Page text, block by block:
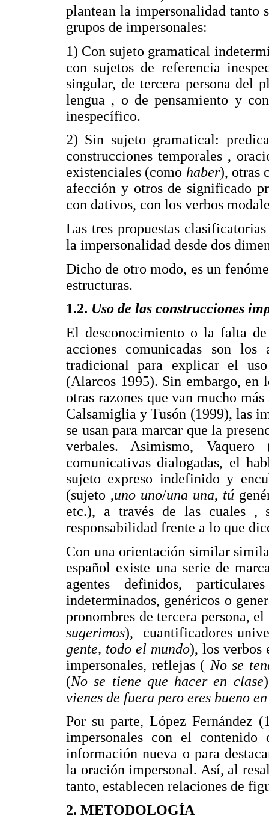
plantean la impersonalidad
grupos de impersonales:
1) Con sujeto gramatical
con sujetos de referencia
singular, de tercera persona del
lengua , o de pensamiento y
inespecífico.
2) Sin sujeto gramatical:
construcciones temporales ,
existenciales (como haber), otras
afección y otros de significado
con dativos, con los verbos
Las tres propuestas
la impersonalidad desde dos
Dicho de otro modo, es un
estructuras.
1.2. Uso de las construcciones
El desconocimiento o la falta
acciones comunicadas son los
tradicional para explicar el
(Alarcos 1995). Sin embargo, en
otras razones que van mucho
Calsamiglia y Tusón (1999), las
se usan para marcar que la
verbales. Asimismo,
comunicativas dialogadas, el
sujeto expreso indefinido y
(sujeto ,uno uno/una una, tú
etc.), a través de las cuales ,
responsabilidad frente a lo que
Con una orientación similar
español existe una serie de
agentes definidos,
indeterminados, genéricos o
pronombres de tercera persona, el
sugerimos), cuantificadores
gente, todo el mundo), los verbos
impersonales, reflejas ( No se
(No se tiene que hacer en clase
vienes de fuera pero eres bueno
Por su parte, López Fernández
impersonales con el contenido
información nueva o para
la oración impersonal. Así, al
tanto, establecen relaciones de
2. METODOLOGÍA